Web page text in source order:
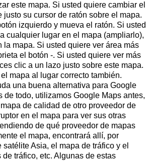
este mapa. Si usted quiere cambiar el
justo su cursor de ratón sobre el mapa.
izquierdo y mueva el ratón. Si usted
cualquier lugar en el mapa (ampliarlo),
la mapa. Si usted quiere ver área más
el botón -. Si usted quiere ver más
clic a un lazo justo sobre este mapa.
mapa al lugar correcto también.
una buena alternativa para Google
de todo, utilizamos Google Maps antes,
de calidad de otro proveedor de
en el mapa para ver sus otras
de qué proveedor de mapas
el mapa, encontrará allí, por
Asia, el mapa de tráfico y el
tráfico, etc. Algunas de estas